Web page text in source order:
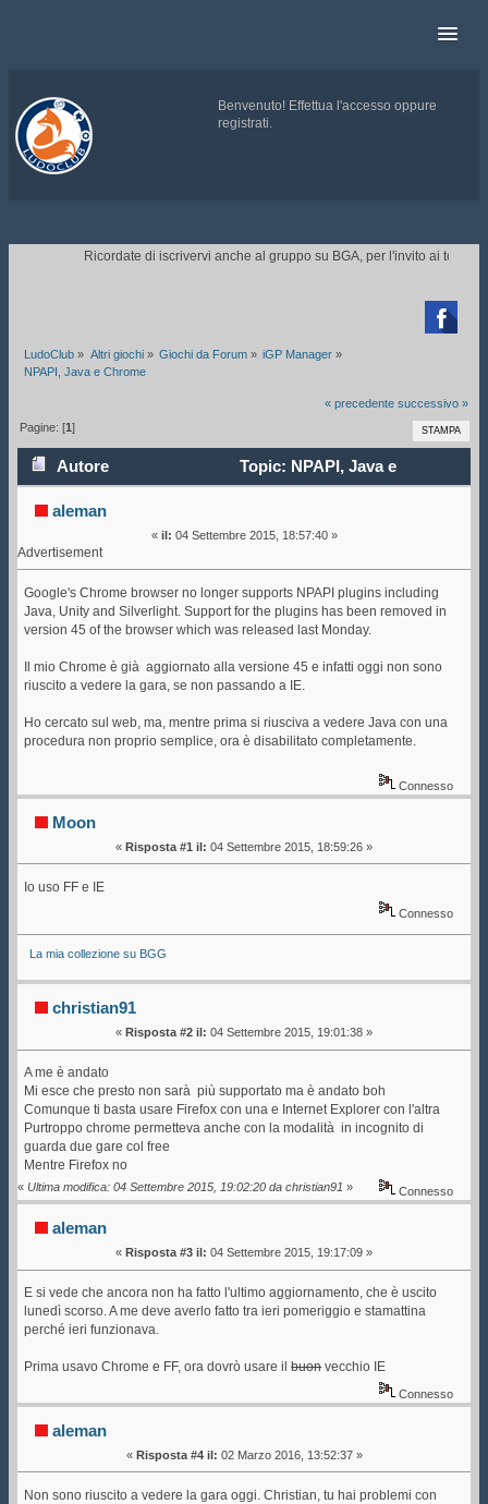
Benvenuto! Effettua l'accesso oppure
registrati.
.
Ricordate di iscrivervi anche al gruppo su BGA, per l'invito ai tornei.

LudoClub » Altri giochi» Giochi da Forum» iGP Manager »
NPAPI, Java e Chrome
« precedente successivo »
STAMPA
Pagine: [1]
Autore
Topic: NPAPI, Java e
Chrome (Letto 97950 volte)
aleman
« il: 04 Settembre 2015, 18:57:40 »
Advertisement
Google's Chrome browser no longer supports NPAPI plugins including
Java, Unity and Silverlight. Support for the plugins has been removed in
version 45 of the browser which was released last Monday.
Il mio Chrome è già aggiornato alla versione 45 e infatti oggi non sono
riuscito a vedere la gara, se non passando a IE.
Ho cercato sul web, ma, mentre prima si riusciva a vedere Java con una
procedura non proprio semplice, ora è disabilitato completamente.
Connesso
Moon
« Risposta #1 il: 04 Settembre 2015, 18:59:26 »
Io uso FF e IE
Connesso
La mia collezione su BGG
christian91
« Risposta #2 il: 04 Settembre 2015, 19:01:38 »
A me è andato
Mi esce che presto non sarà più supportato ma è andato boh
Comunque ti basta usare Firefox con una e Internet Explorer con l'altra
Purtroppo chrome permetteva anche con la modalità in incognito di
guarda due gare col free
Mentre Firefox no
« Ultima modifica: 04 Settembre 2015, 19:02:20 da christian91 » Connesso
aleman
« Risposta #3 il: 04 Settembre 2015, 19:17:09 »
E si vede che ancora non ha fatto l'ultimo aggiornamento, che è uscito
lunedì scorso. A me deve averlo fatto tra ieri pomeriggio e stamattina
perché ieri funzionava.
Prima usavo Chrome e FF, ora dovrò usare ilbuonvecchio IE
Connesso
aleman
« Risposta #4 il: 02 Marzo 2016, 13:52:37 »
Non sono riuscito a vedere la gara oggi. Christian, tu hai problemi con